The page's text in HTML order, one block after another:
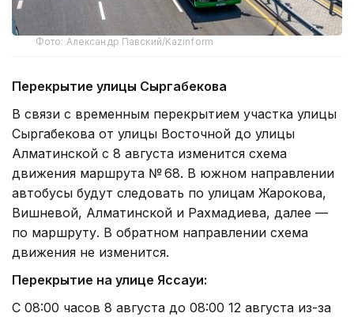
Фото: Александр Павский/Kazinform
Перекрытие улицы Сыргабекова
В связи с временным перекрытием участка улицы
Сыргабекова от улицы Восточной до улицы
Алматинской с 8 августа изменится схема
движения маршрута № 68. В южном направлении
автобусы будут следовать по улицам Жарокова,
Вишневой, Алматинской и Рахмадиева, далее —
по маршруту. В обратном направлении схема
движения не изменится.
Перекрытие на улице Яссауи:
С 08:00 часов 8 августа до 08:00 12 августа из-за